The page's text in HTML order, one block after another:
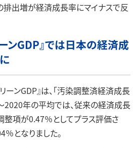
出増が経済成長率にマイナスで反
ーンGDP』では日本の経済成
ンGDP』は、「汚染調整済経済成長
2020年の平均では、従来の経済成長
項が0.47％としてプラス評価さ
％となりました。